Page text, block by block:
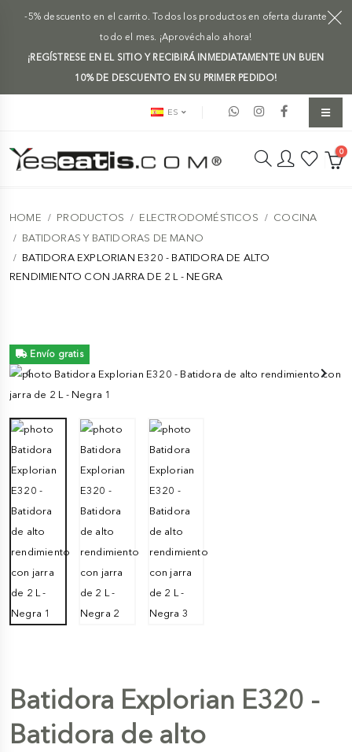
-5% descuento en el carrito. Todos los productos en oferta durante
todo el mes. ¡Aprovéchalo ahora!
¡REGÍSTRESE EN EL SITIO Y RECIBIRÁ INMEDIATAMENTE UN BUEN
10% DE DESCUENTO EN SU PRIMER PEDIDO!
ES
0
HOME PRODUCTOS ELECTRODOMÉSTICOS
COCINA
BATIDORAS Y BATIDORAS DE MANO
BATIDORA EXPLORIAN E320 - BATIDORA DE ALTO
RENDIMIENTO CON JARRA DE 2 L - NEGRA
Envío gratis
Batidora Explorian E320 -
Batidora de alto